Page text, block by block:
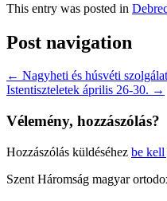
This entry was posted in
Post navigation
← Nagyheti és húsvéti
Istentiszteletek április 26-30. →
Vélemény, hozzászólás?
Hozzászólás küldéséhez be kell
Szent Háromság magyar